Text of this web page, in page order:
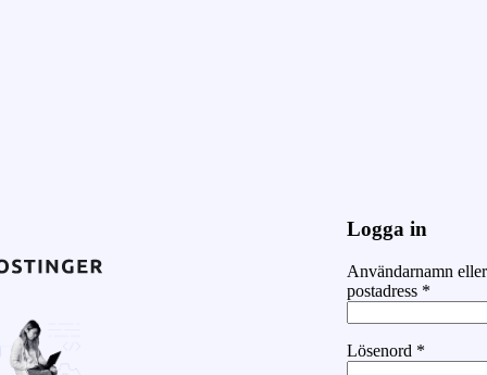
Logga in
Användarnamn
postadress *
Lösenord *